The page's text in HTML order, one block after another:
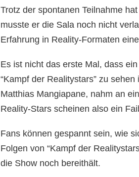
Trotz der spontanen Teilnahme
musste er die Sala noch nicht
Erfahrung in Reality-Formaten
Es ist nicht das erste Mal, dass
“Kampf der Realitystars” zu
Matthias Mangiapane, nahm an
Reality-Stars scheinen also ein
Fans können gespannt sein, wie
Folgen von “Kampf der
die Show noch bereithält.